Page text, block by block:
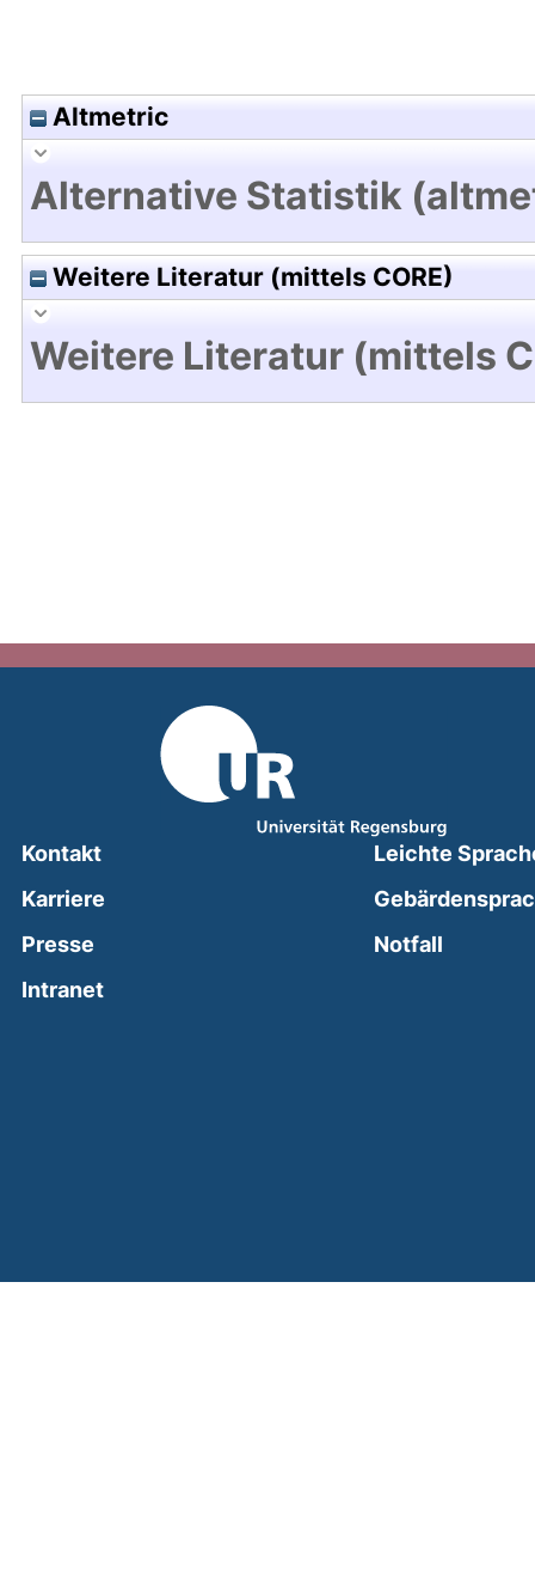
Altmetric
Alternative Statistik
Weitere Literatur (mittels CORE)
Weitere Literatur (mittels
Kontakt
Karriere
Presse
Intranet(external link, opens in a new window)
Leichte
Notfall